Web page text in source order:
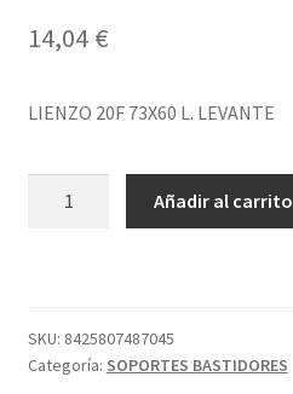
14,04 €
LIENZO 20F 73X60 L. LEVANTE
cantidad
Añadir al carrito
SKU: 8425807487045
Categoría: SOPORTES BASTIDORES